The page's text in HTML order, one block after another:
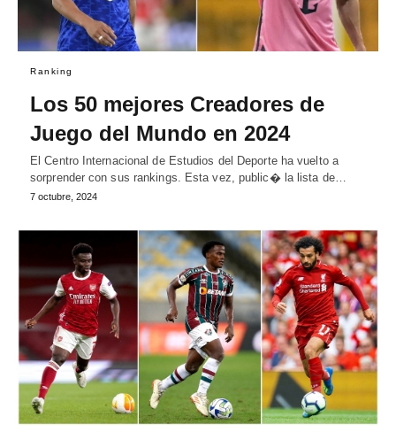
Ranking
Los 50 mejores Creadores de
Juego del Mundo en 2024
El Centro Internacional de Estudios del Deporte ha vuelto a
sorprender con sus rankings. Esta vez, public� la lista de…
7 octubre, 2024